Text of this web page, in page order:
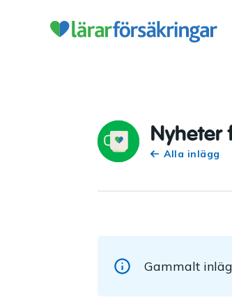
Nyheter
Alla inlägg
Gammalt